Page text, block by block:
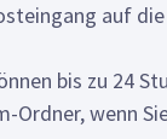
auf
bis zu 24
Ordner, wenn